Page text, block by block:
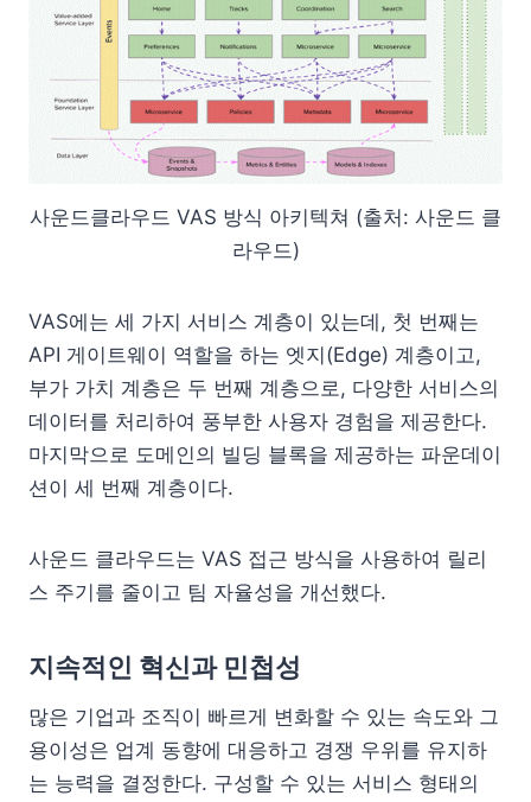
사운드클라우드 VAS 방식 아키텍쳐 (출처: 사운드 클
라우드)
VAS에는 세 가지 서비스 계층이 있는데, 첫 번째는
API 게이트웨이 역할을 하는 엣지(Edge) 계층이고,
부가 가치 계층은 두 번째 계층으로, 다양한 서비스의
데이터를 처리하여 풍부한 사용자 경험을 제공한다.
마지막으로 도메인의 빌딩 블록을 제공하는 파운데이
션이 세 번째 계층이다.
사운드 클라우드는 VAS 접근 방식을 사용하여 릴리
스 주기를 줄이고 팀 자율성을 개선했다.
지속적인 혁신과 민첩성
많은 기업과 조직이 빠르게 변화할 수 있는 속도와 그
용이성은 업계 동향에 대응하고 경쟁 우위를 유지하
는 능력을 결정한다. 구성할 수 있는 서비스 형태의